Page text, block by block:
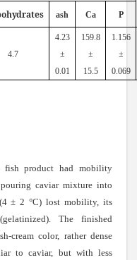
ash Ca P
4.7
4.23
±
0.01
159.8
±
15.5
1.156
±
0.069
fish product had mobility
caviar mixture into
(4 ± 2 °C) lost mobility, its
The finished
cream color, rather dense
to caviar, but with less